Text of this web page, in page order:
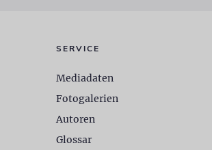
SERVICE
Mediadaten
Fotogalerien
Autoren
Glossar